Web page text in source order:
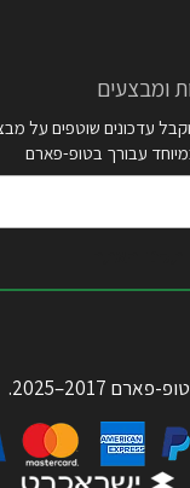
ומבצעים
עדכונים שוטפים על
עבורך בטופ-פארם
טופ-פארם 2017–2025.